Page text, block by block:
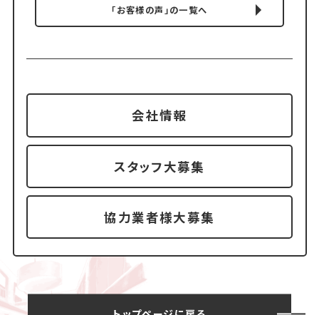
「お客様の声」の一覧へ
会社情報
スタッフ大募集
協力業者様大募集